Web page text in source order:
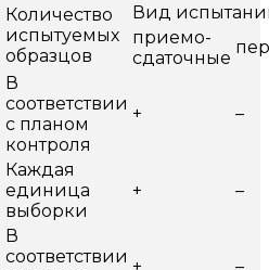
Количество
испытуемых
образцов
Вид
приемо-
сдаточные
В
соответствии
с планом
контроля
+ –
Каждая
единица
выборки
+ –
В
соответствии + –